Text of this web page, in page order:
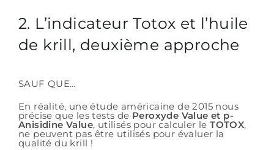
2. L’indicateur Totox et l’huile
de krill, deuxième approche
SAUF QUE…
En réalité, une étude américaine de 2015 nous
précise que les tests de Peroxyde Value et p-
Anisidine Value, utilisés pour calculer leTOTOX,
ne peuvent pas être utilisés pour évaluer la
qualité du krill !